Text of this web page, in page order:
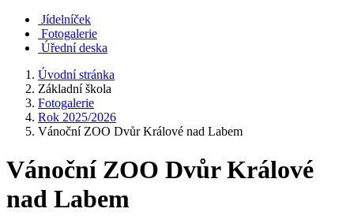
Jídelníček
Fotogalerie
Úřední deska
Úvodní stránka
Základní škola
Fotogalerie
Rok 2025/2026
Vánoční ZOO Dvůr Králové nad Labem
Vánoční ZOO Dvůr Králové
nad Labem